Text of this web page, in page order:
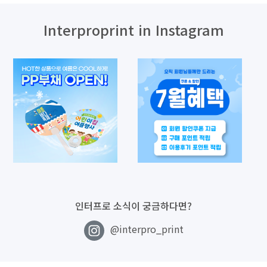
Interproprint in Instagram
인터프로 소식이 궁금하다면?
@interpro_print